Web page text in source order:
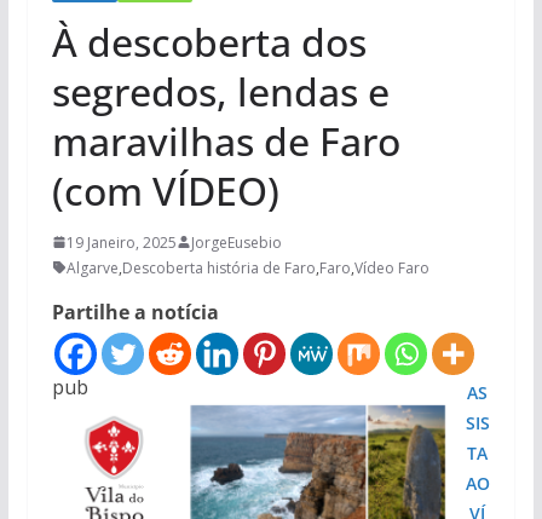
À descoberta dos
segredos, lendas e
maravilhas de Faro
(com VÍDEO)
19 Janeiro, 2025
JorgeEusebio
Algarve,Descoberta história de Faro,Faro,Vídeo Faro
Partilhe a notícia
pub
AS
SIS
TA
AO
VÍ